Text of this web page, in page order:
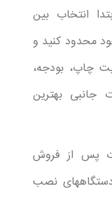
انتخاب بین
محدود کنید و
چاپ، بودجه،
جانبی بهترین
پس از فروش
نصب